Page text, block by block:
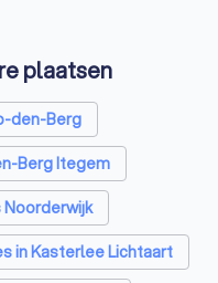
Vorselaar
plaatsen
den-Berg
Berg Itegem
in Kasterlee Lichtaart